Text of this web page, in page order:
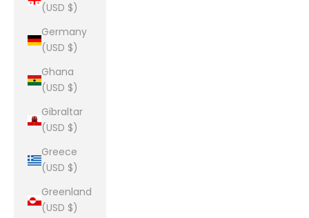
(USD $)
Germany
(USD $)
Ghana
(USD $)
Gibraltar
(USD $)
Greece
(USD $)
Greenland
(USD $)